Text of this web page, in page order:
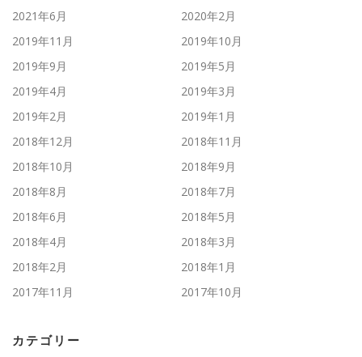
2021年6月
2020年2月
2019年11月
2019年10月
2019年9月
2019年5月
2019年4月
2019年3月
2019年2月
2019年1月
2018年12月
2018年11月
2018年10月
2018年9月
2018年8月
2018年7月
2018年6月
2018年5月
2018年4月
2018年3月
2018年2月
2018年1月
2017年11月
2017年10月
カテゴリー